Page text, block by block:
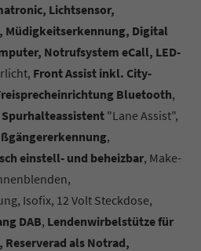
Lichtsensor,
Müdigkeitserkennung, Digital
Notrufsystem eCall, LED-
Front Assist inkl. City-
Bluetooth,
Spurhalteassistent "Lane Assist",
,
einstell- und beheizbar, Make-
Isofix, 12 Volt Steckdose,
DAB, Lendenwirbelstütze für
als Notrad,